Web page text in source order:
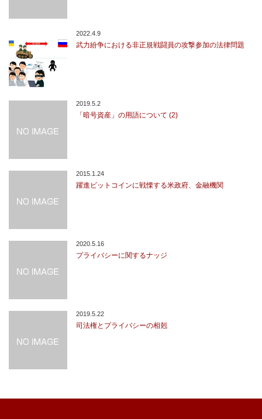
2022.4.9
武力紛争における非正規戦闘員の攻撃参加の法律問題
2019.5.2
「暗号資産」の用語について (2)
2015.1.24
躍進ビットコインに戦慄する米政府、金融機関
2020.5.16
プライバシーに関するナッジ
2019.5.22
司法権とプライバシーの相剋